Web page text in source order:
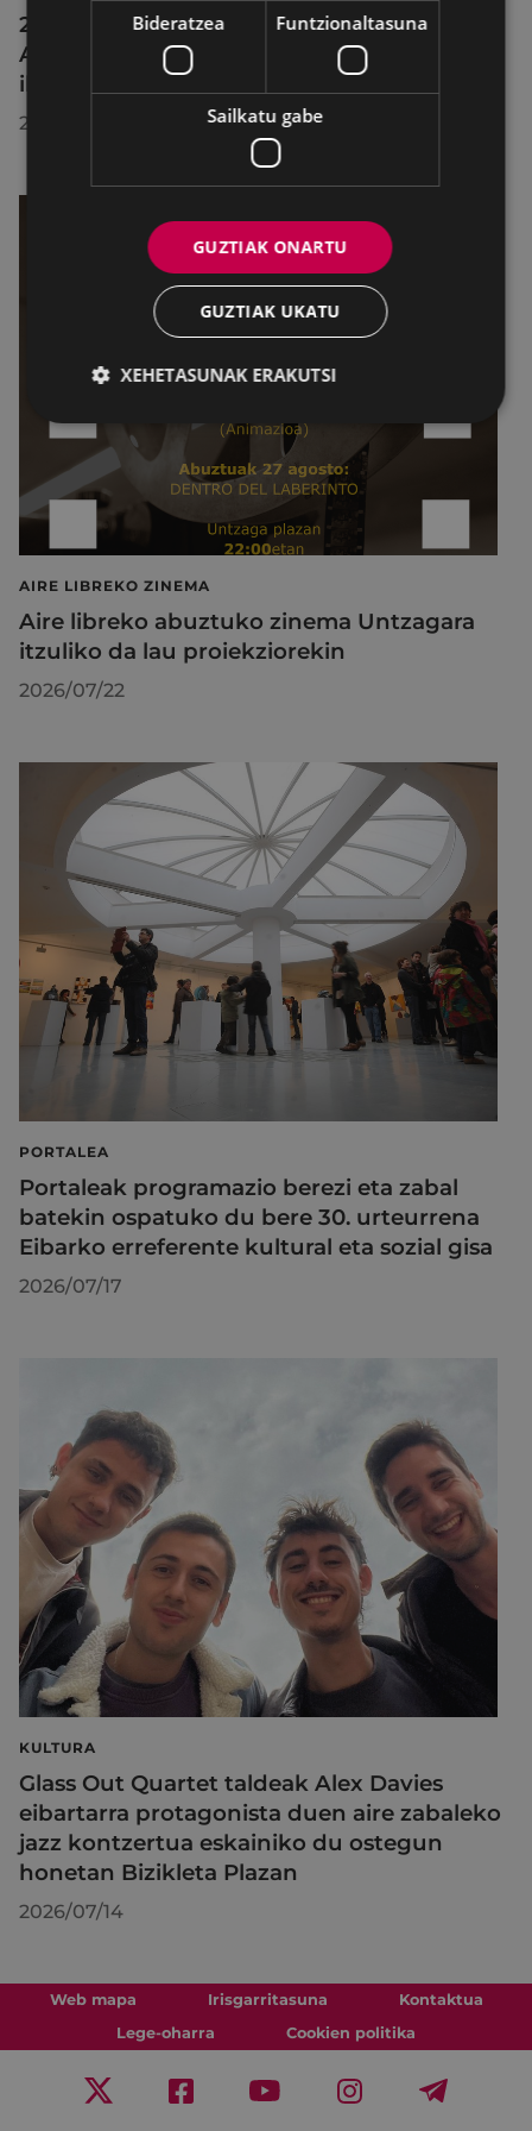
2026ko Delta Cultura Saria jaso du
Armagintzaren Museoak, izandako
ibilbideagatik
2026/07/23
AIRE LIBREKO ZINEMA
Aire libreko abuztuko zinema Untzagara
itzuliko da lau proiekziorekin
2026/07/22
PORTALEA
Portaleak programazio berezi eta zabal
batekin ospatuko du bere 30. urteurrena
Eibarko erreferente kultural eta sozial gisa
2026/07/17
KULTURA
Glass Out Quartet taldeak Alex Davies
eibartarra protagonista duen aire zabaleko
jazz kontzertua eskainiko du ostegun
honetan Bizikleta Plazan
2026/07/14
Web mapa Irisgarritasuna
Kontaktua
Lege-oharra
Cookien politika
Bideratzea Funtzionaltasuna
Sailkatu gabe
GUZTIAK ONARTU
GUZTIAK UKATU
XEHETASUNAK ERAKUTSI